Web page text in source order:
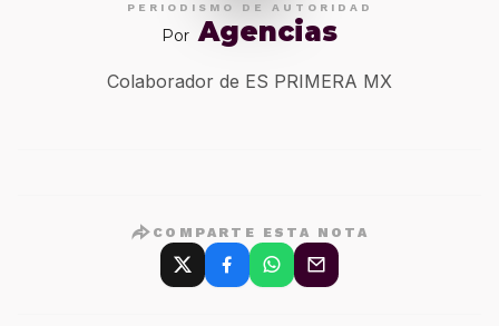
PERIODISMO DE AUTORIDAD
Por Agencias
Colaborador de ES PRIMERA MX
COMPARTE ESTA NOTA